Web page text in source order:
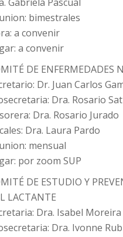
bimestrales
a convenir
a convenir
DE ENFERMEDADES
Dr. Juan Carlos
Dra. Rosario
Dra. Rosario Jurado
Dra. Laura Pardo
mensual
por zoom SUP
DE ESTUDIO Y
LACTANTE
Dra. Isabel Moreira
Dra. Ivonne